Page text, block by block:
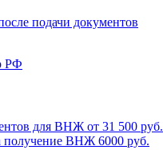
подачи документов
РФ
для ВНЖ от 31 500 руб.
получение ВНЖ 6000 руб.